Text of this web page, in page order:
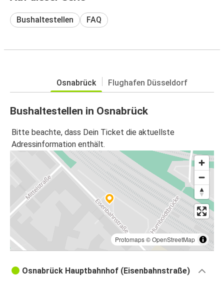
Bushaltestellen FAQ
Osnabrück Flughafen Düsseldorf
Bushaltestellen in Osnabrück
Bitte beachte, dass Dein Ticket die aktuellste
Adressinformation enthält.
Protomaps©OpenStreetMap
Osnabrück Hauptbahnhof (Eisenbahnstraße)